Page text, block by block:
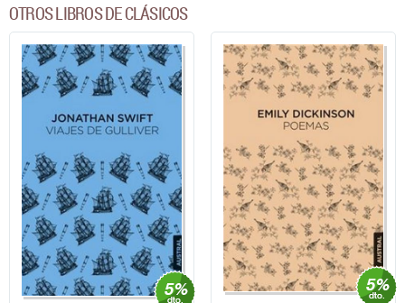
OTROS LIBROS DE CLÁSICOS